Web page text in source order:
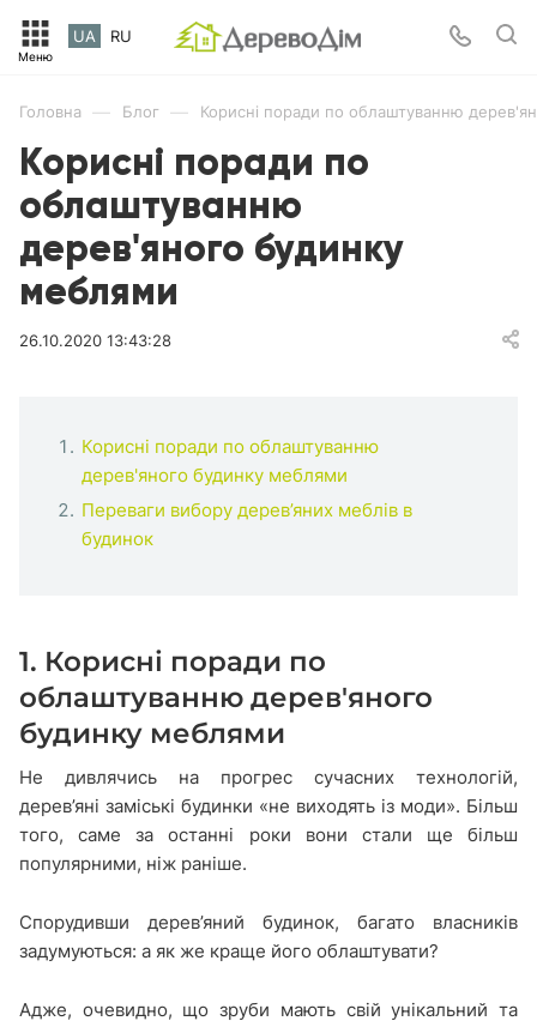
UA RU
Головна — Блог — Корисні поради по облаштуванню
Корисні поради по
облаштуванню
дерев'яного будинку
меблями
26.10.2020 13:43:28
Корисні поради по облаштуванню
дерев'яного будинку меблями
Переваги вибору дерев’яних меблів в
будинок
1. Корисні поради по
облаштуванню дерев'яного
будинку меблями
Не дивлячись на прогрес сучасних технологій,
дерев’яні заміські будинки «не виходять із моди». Більш
того, саме за останні роки вони стали ще більш
популярними, ніж раніше.
Спорудивши дерев’яний будинок, багато власників
задумуються: а як же краще його облаштувати?
Адже, очевидно, що зруби мають свій унікальний та